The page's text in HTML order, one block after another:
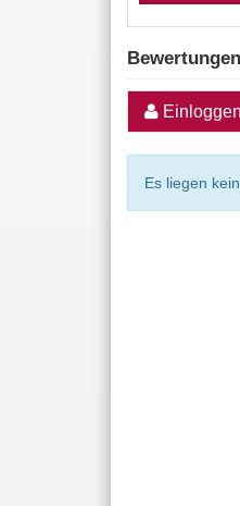
Bewertungen
Es liegen